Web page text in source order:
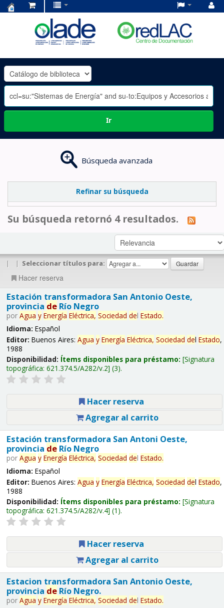
OLADE
-
Ir
Búsqueda avanzada
Refinar su búsqueda
Su búsqueda retornó 4 resultados.
| | Seleccionar títulos para:
Hacer reserva
Estación transformadora San Antonio Oeste,
provincia deRío Negro
por Agua y Energía Eléctrica, Sociedad del Estado.
Idioma: Español
Editor: Buenos Aires: Agua y Energía Eléctrica, Sociedad del Estado,
1988
Disponibilidad: Ítems disponibles para préstamo: Signatura
topográfica: 621.374.5/A282/v.2 (3).
Hacer reserva
Agregar al carrito
Estación transformadora San Antoni Oeste,
provincia deRío Negro
por Agua y Energía Eléctrica, Sociedad del Estado.
Idioma: Español
Editor: Buenos Aires: Agua y Energía Eléctrica, Sociedad del Estado,
1988
Disponibilidad: Ítems disponibles para préstamo: Signatura
topográfica: 621.374.5/A282/v.4 (1).
Hacer reserva
Agregar al carrito
Estacion transformadora San Antonio Oeste,
provincia deRío Negro.
por Agua y Energía Eléctrica, Sociedad del Estado.